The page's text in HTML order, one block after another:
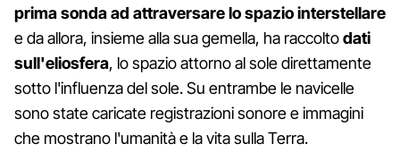
prima sonda ad attraversare lo spazio interstellare
e da allora, insieme alla sua gemella, ha raccoltodati
sull'eliosfera, lo spazio attorno al sole direttamente
sotto l'influenza del sole. Su entrambe le navicelle
sono state caricate registrazioni sonore e immagini
che mostrano l'umanità e la vita sulla Terra.